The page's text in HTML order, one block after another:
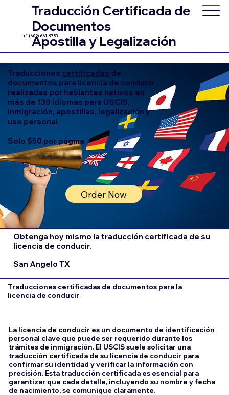
Traducción Certificada de
Documentos
Apostilla y Legalización
+1 (602) 661-9753
Traducciones certificadas de
documentos para licencia de conducir
realizadas por hablantes nativos en
más de 130 idiomas para USCIS,
inmigración, apostillas, legalización y
uso personal.
Solo $50 por página
Order Now
Obtenga hoy mismo la traducción certificada de su
licencia de conducir.
San Angelo TX
Traducciones certificadas de documentos para la
licencia de conducir
La licencia de conducir es un documento de identificación
personal clave que puede ser requerido durante los
trámites de inmigración. El USCIS suele solicitar una
traducción certificada de su licencia de conducir para
confirmar su identidad y verificar la información con
precisión. Esta traducción certificada es esencial para
garantizar que cada detalle, incluyendo su nombre y fecha
de nacimiento, se comunique claramente.